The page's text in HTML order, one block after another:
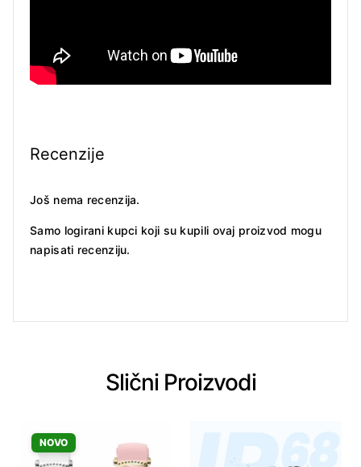
Recenzije
Još nema recenzija.
Samo logirani kupci koji su kupili ovaj proizvod mogu
napisati recenziju.
Slični Proizvodi
NOVO